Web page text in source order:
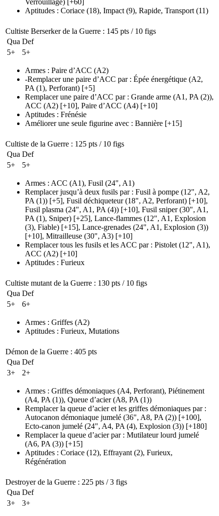
Aptitudes : Coriace (18), Impact (9), Rapide, Transport (11)
Cultiste Berserker de la Guerre : 145 pts / 10 figs
Qua Def
5+
5+
Armes : Paire d’ACC (A2)
-Remplacer une paire d’ACC par : Épée énergétique (A2,
PA (1), Perforant) [+5]
Remplacer une paire d’ACC par : Grande arme (A1, PA (2)),
ACC (A2) [+10], Paire d’ACC (A4) [+10]
Aptitudes : Frénésie
Améliorer une seule figurine avec : Bannière [+15]
Cultiste de la Guerre : 125 pts / 10 figs
Qua Def
5+
5+
Armes : ACC (A1), Fusil (24", A1)
Remplacer jusqu’à deux fusils par : Fusil à pompe (12", A2,
PA (1)) [+5], Fusil déchiqueteur(18", A2, Perforant) [+10],
Fusil plasma (24", A1, PA (4)) [+10], Fusil sniper(30", A1,
PA (1), Sniper) [+25], Lance-flammes (12", A1, Explosion
(3), Fiable) [+15], Lance-grenades (24", A1, Explosion (3))
[+10], Mitrailleuse (30", A3) [+10]
Remplacer tous les fusils et les ACC par : Pistolet (12", A1),
ACC (A2) [+10]
Aptitudes : Furieux
Cultiste mutant de la Guerre : 130 pts / 10 figs
Qua Def
5+
6+
Armes : Griffes (A2)
Aptitudes : Furieux, Mutations
Démon de la Guerre : 405 pts
Qua Def
3+
2+
Armes : Griffes démoniaques (A4, Perforant), Piétinement
(A4, PA (1)), Queue d’acier(A8, PA (1))
Remplacer la queue d’acier et les griffes démoniaques par :
Autocanon démoniaque jumelé (36", A8, PA (2)) [+100],
Ecto-canon jumelé (24", A4, PA (4), Explosion (3)) [+180]
Remplacer la queue d’acier par : Mutilateur lourd jumelé
(A6, PA (3)) [+15]
Aptitudes : Coriace (12), Effrayant (2), Furieux,
Régénération
Destroyer de la Guerre : 225 pts / 3 figs
Qua Def
3+
3+